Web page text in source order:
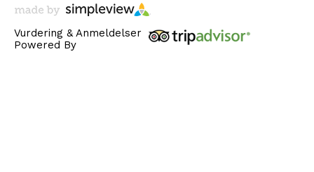
Vurdering & Anmeldelser
Powered By